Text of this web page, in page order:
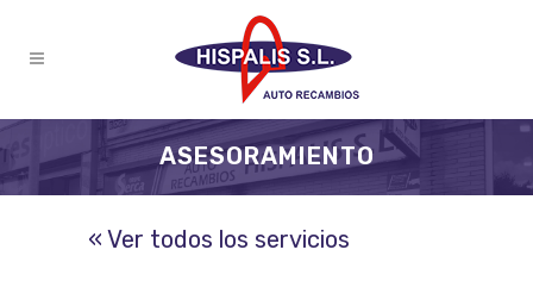
ASESORAMIENTO
« Ver todos los servicios